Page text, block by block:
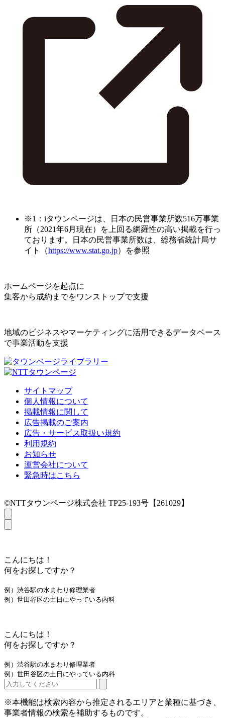
※1：iタウンページは、日本の民営事業所数516万事業
所（2021年6月現在）を上回る網羅性の高い掲載を行っ
ております。日本の民営事業所数は、総務省統計局サ
イト（https://www.stat.go.jp）を参照
ホームページを起点に
集客から成約までをワンストップで支援
地域のビジネスやマーケティングに活用できるデータベース
で事業活動を支援
サイトマップ
個人情報について
掲載情報に関して
広告掲載のご案内
広告・サービス取扱い規約
利用規約
お知らせ
運営会社について
緊急時はこちら
©NTTタウンページ株式会社 TP25-193号【261029】
こんにちは！
何をお探しですか？
例）渋谷駅の水まわり修理業者
例）世田谷区の土日にやっている内科
こんにちは！
何をお探しですか？
例）渋谷駅の水まわり修理業者
例）世田谷区の土日にやっている内科
※本機能は検索内容から推定されるエリアと業種に基づき、
事業者情報の検索を補助するものです。